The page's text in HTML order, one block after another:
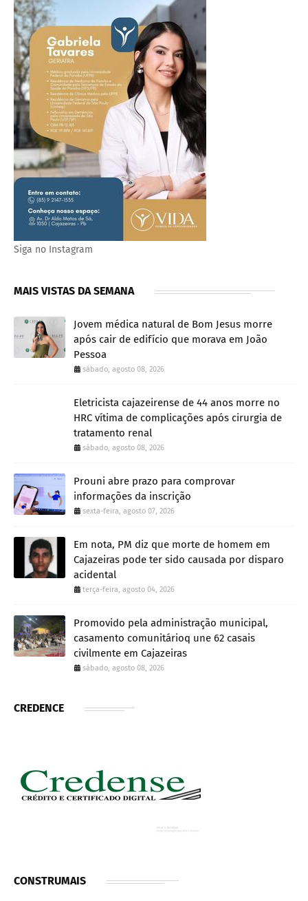
Siga no Instagram
MAIS VISTAS DA SEMANA
Jovem médica natural de Bom Jesus morre
após cair de edifício que morava em João
Pessoa
sábado, agosto 08, 2026
Eletricista cajazeirense de 44 anos morre no
HRC vítima de complicações após cirurgia de
tratamento renal
sábado, agosto 08, 2026
Prouni abre prazo para comprovar
informações da inscrição
sexta-feira, agosto 07, 2026
Em nota, PM diz que morte de homem em
Cajazeiras pode ter sido causada por disparo
acidental
terça-feira, agosto 04, 2026
Promovido pela administração municipal,
casamento comunitárioq une 62 casais
civilmente em Cajazeiras
sábado, agosto 08, 2026
CREDENCE
CONSTRUMAIS